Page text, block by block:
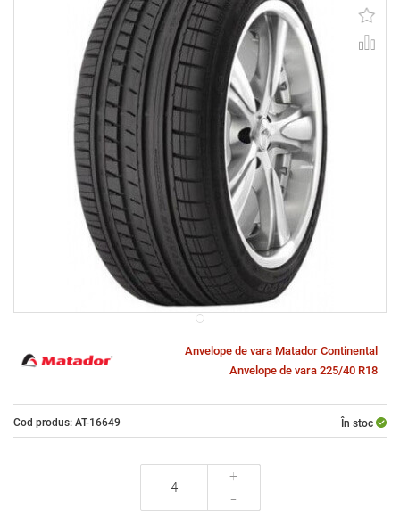
Anvelope de vara Matador Continental
Anvelope de vara 225/40 R18
Cod produs: AT-16649 În stoc
+
-